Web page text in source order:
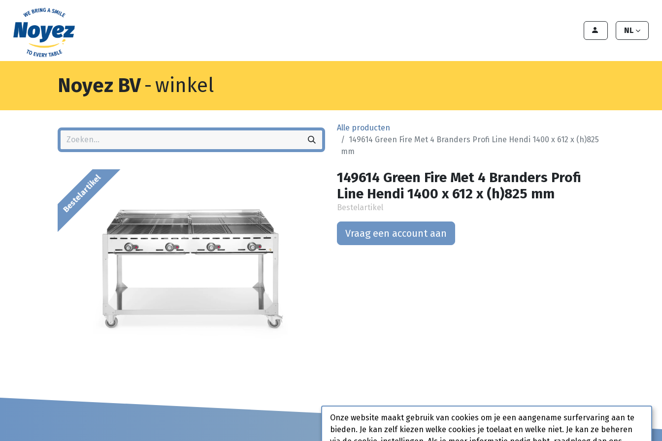
NL
Noyez BV- winkel
Alle producten
149614 Green Fire Met 4 Branders Profi Line Hendi 1400 x 612 x (h)825
mm
Bestelartikel
149614 Green Fire Met 4 Branders Profi
Line Hendi 1400 x 612 x (h)825 mm
Bestelartikel
Vraag een account aan
Onze website maakt gebruik van cookies om je een aangename surfervaring aan te
bieden. Je kan zelf kiezen welke cookies je toelaat en welke niet. Je kan ze beheren